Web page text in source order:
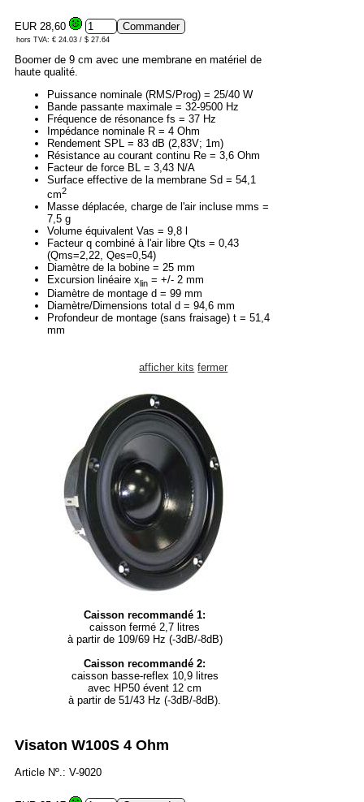
EUR 28,60
hors TVA: € 24.03 / $ 27.64
Boomer de 9 cm avec une membrane en matériel de
haute qualité.
Puissance nominale (RMS/Prog) = 25/40 W
Bande passante maximale = 32-9500 Hz
Fréquence de résonance fs = 37 Hz
Impédance nominale R = 4 Ohm
Rendement SPL = 83 dB (2,83V; 1m)
Résistance au courant continu Re = 3,6 Ohm
Facteur de force BL = 3,43 N/A
Surface effective de la membrane Sd = 54,1
cm2
Masse déplacée, charge de l'air incluse mms =
7,5 g
Volume équivalent Vas = 9,8 l
Facteur q combiné à l'air libre Qts = 0,43
(Qms=2,22, Qes=0,54)
Diamètre de la bobine = 25 mm
Excursion linéaire xlin = +/- 2 mm
Diamètre de montage d = 99 mm
Diamètre/Dimensions total d = 94,6 mm
Profondeur de montage (sans fraisage) t = 51,4
mm
afficher kits fermer
Caisson recommandé 1:
caisson fermé 2,7 litres
à partir de 109/69 Hz (-3dB/-8dB)
Caisson recommandé 2:
caisson basse-reflex 10,9 litres
avec HP50 évent 12 cm
à partir de 51/43 Hz (-3dB/-8dB).
Visaton W100S 4 Ohm
Article Nº.: V-9020